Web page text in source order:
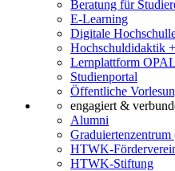
Beratung für
E-Learning
Digitale
Hochschuldidaktik +
Lernplattform OPAL
Studienportal
Öffentliche
engagiert &
Alumni
HTWK-
HTWK-Stiftung